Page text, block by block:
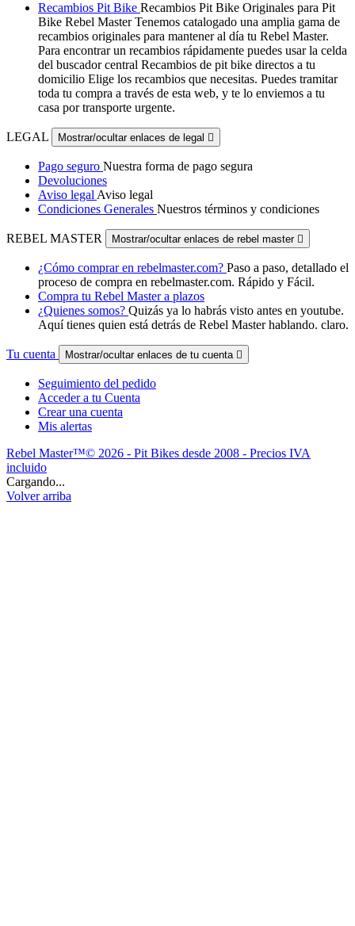
Recambios Pit Bike Recambios Pit Bike Originales para Pit
Bike Rebel Master Tenemos catalogado una amplia gama de
recambios originales para mantener al día tu Rebel Master.
Para encontrar un recambios rápidamente puedes usar la celda
del buscador central Recambios de pit bike directos a tu
domicilio Elige los recambios que necesitas. Puedes tramitar
toda tu compra a través de esta web, y te lo enviemos a tu
casa por transporte urgente.
LEGAL Mostrar/ocultar enlaces de legal 
Pago seguro Nuestra forma de pago segura
Devoluciones
Aviso legal Aviso legal
Condiciones Generales Nuestros términos y condiciones
REBEL MASTER Mostrar/ocultar enlaces de rebel master 
¿Cómo comprar en rebelmaster.com? Paso a paso, detallado el
proceso de compra en rebelmaster.com. Rápido y Fácil.
Compra tu Rebel Master a plazos
¿Quienes somos? Quizás ya lo habrás visto antes en youtube.
Aquí tienes quien está detrás de Rebel Master hablando. claro.
Tu cuenta Mostrar/ocultar enlaces de tu cuenta 
Seguimiento del pedido
Acceder a tu Cuenta
Crear una cuenta
Mis alertas
Rebel Master™© 2026 - Pit Bikes desde 2008 - Precios IVA
incluido
Cargando...
Volver arriba